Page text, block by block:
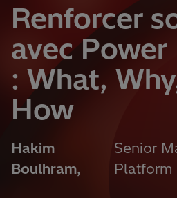
Renforcer
avec
: What,
How
Hakim
Boulhram,
Senior
Platform